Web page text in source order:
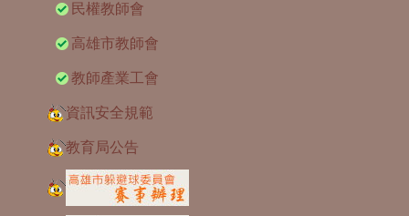
民權教師會
高雄市教師會
教師產業工會
資訊安全規範
教育局公告